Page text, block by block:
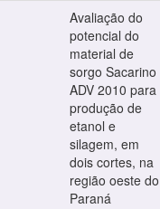
Avaliação do
potencial do
material de
sorgo Sacarino
ADV 2010 para
produção de
etanol e
silagem, em
dois cortes, na
região oeste do
Paraná